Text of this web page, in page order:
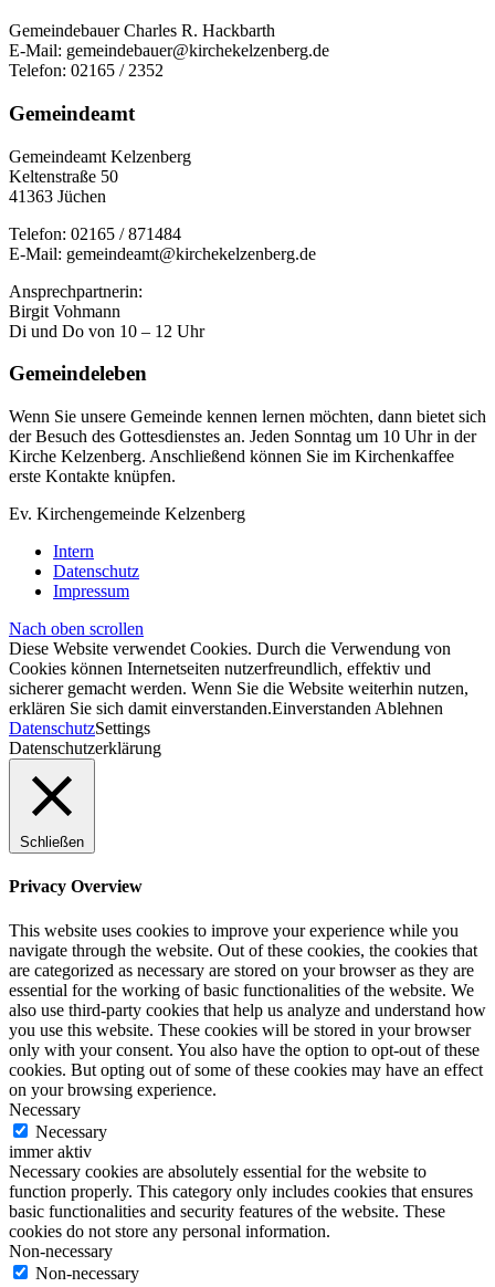
Gemeindebauer Charles R. Hackbarth
E-Mail: gemeindebauer@kirchekelzenberg.de
Telefon: 02165 / 2352
Gemeindeamt
Gemeindeamt Kelzenberg
Keltenstraße 50
41363 Jüchen
Telefon: 02165 / 871484
E-Mail: gemeindeamt@kirchekelzenberg.de
Ansprechpartnerin:
Birgit Vohmann
Di und Do von 10 – 12 Uhr
Gemeindeleben
Wenn Sie unsere Gemeinde kennen lernen möchten, dann bietet sich
der Besuch des Gottesdienstes an. Jeden Sonntag um 10 Uhr in der
Kirche Kelzenberg. Anschließend können Sie im Kirchenkaffee
erste Kontakte knüpfen.
Ev. Kirchengemeinde Kelzenberg
Intern
Datenschutz
Impressum
Nach oben scrollen
Diese Website verwendet Cookies. Durch die Verwendung von
Cookies können Internetseiten nutzerfreundlich, effektiv und
sicherer gemacht werden. Wenn Sie die Website weiterhin nutzen,
erklären Sie sich damit einverstanden.Einverstanden Ablehnen
DatenschutzSettings
Datenschutzerklärung
Schließen
Privacy Overview
This website uses cookies to improve your experience while you
navigate through the website. Out of these cookies, the cookies that
are categorized as necessary are stored on your browser as they are
essential for the working of basic functionalities of the website. We
also use third-party cookies that help us analyze and understand how
you use this website. These cookies will be stored in your browser
only with your consent. You also have the option to opt-out of these
cookies. But opting out of some of these cookies may have an effect
on your browsing experience.
Necessary
Necessary
immer aktiv
Necessary cookies are absolutely essential for the website to
function properly. This category only includes cookies that ensures
basic functionalities and security features of the website. These
cookies do not store any personal information.
Non-necessary
Non-necessary